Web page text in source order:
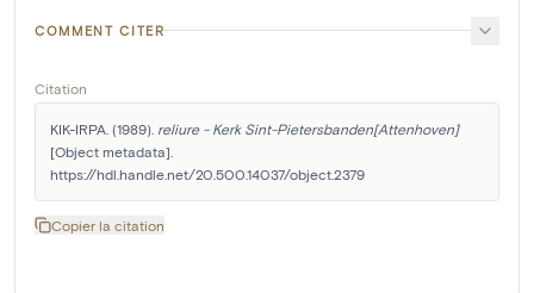
COMMENT CITER
Citation
KIK-IRPA. (1989). reliure - Kerk Sint-Pietersbanden[Attenhoven]
[Object metadata].
https://hdl.handle.net/20.500.14037/object.2379
Copier la citation